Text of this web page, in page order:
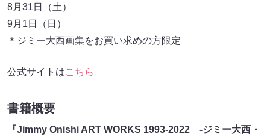
8月31日（土）
9月1日（日）
＊ジミー大西画集をお買い求めの方限定
公式サイトはこちら
書籍概要
『Jimmy Onishi ART WORKS 1993-2022 -ジミー大西・